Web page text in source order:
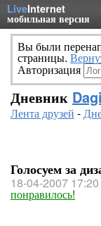
LiveInternet
мобильная версия
Вы были
страницы.
Авторизация
Дневник
Лента друзей -
Голосуем за
18-04-2007 17:20
понравилось!